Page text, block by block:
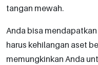
tangan mewah.
Anda bisa
harus kehilangan aset
memungkinkan Anda